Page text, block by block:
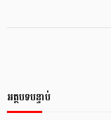
អត្ថបទបន្ទាប់